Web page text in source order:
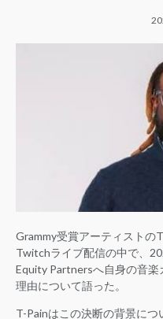
Grammy受賞アーティストの
Twitchライブ配信の中で、
Equity Partnersへ自身の音楽
理由について語った。
T-Painはこの決断の背景に